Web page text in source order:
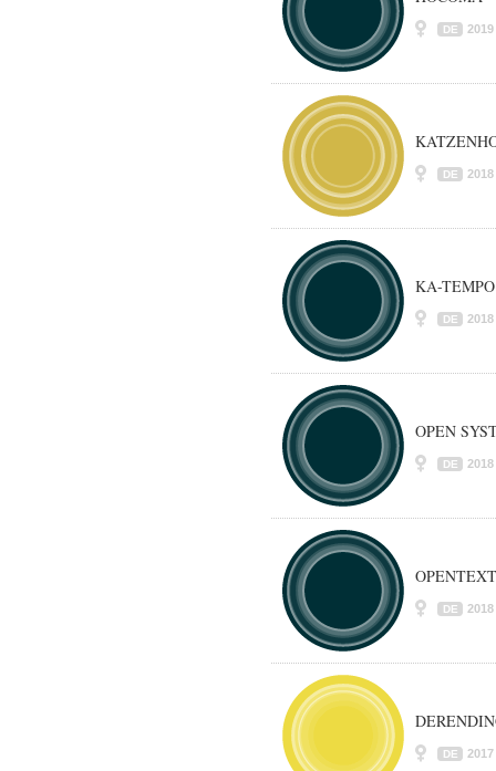
DE 2019
DE 2018
KA-
DE 2018
OPEN
DE 2018
DE 2018
DE 2017